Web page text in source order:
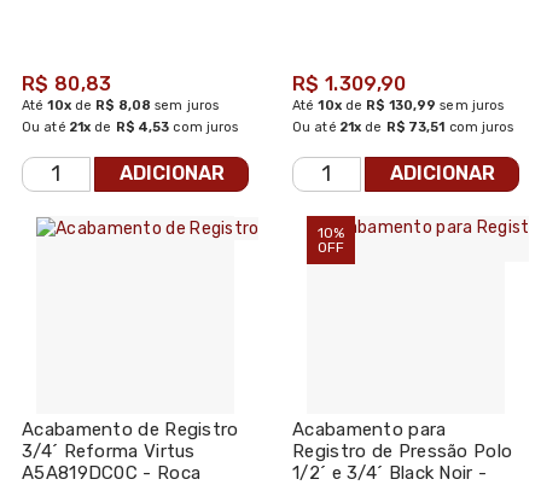
R$ 80,83
Até10xde R$ 8,08 sem juros
Ou até 21x de R$ 4,53 com juros
ADICIONAR
R$ 1.309,90
Até10xde R$ 130,99 sem juros
Ou até 21x de R$ 73,51 com juros
ADICIONAR
Acabamento de Registro
3/4´ Reforma Virtus
A5A819DC0C - Roca
10%
OFF
Acabamento para
Registro de Pressão Polo
1/2´ e 3/4´ Black Noir -